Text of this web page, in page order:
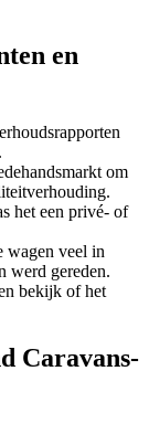
en
om
het een privé- of
wagen veel in
werd gereden.
bekijk of het
Caravans-